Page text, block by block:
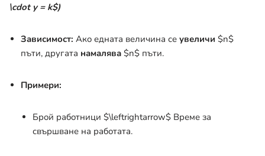
\cdot y = k$)
Зависимост: Ако едната величина се увеличи $n$
пъти, другата намалява $n$ пъти.
Примери:
Брой работници $\leftrightarrow$ Време за
свършване на работата.